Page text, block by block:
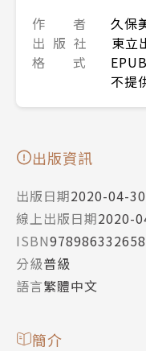
作 者
久保
出 版 社
東立
格 式
不提
出版資訊
出版日期2020-04-30
線上出版日期2020-
ISBN
分級普級
語言繁體中文
簡介